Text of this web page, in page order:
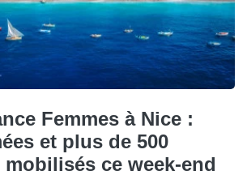
Femmes à Nice :
et plus de 500
ce week-end